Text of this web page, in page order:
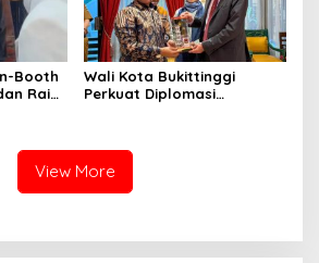
Booth
Raih
Wali Kota Bukittinggi
Perkuat Diplomasi
Gadang
View More